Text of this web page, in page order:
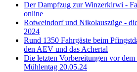
Der Dampfzug zur Winzerkirwi -
online
Rotweindorf und Nikolauszüge -
2024
Rund 1350 Fahrgäste beim
den AEV und das Achertal
Die letzten Vorbereitungen vor
Mühlentag 20.05.24